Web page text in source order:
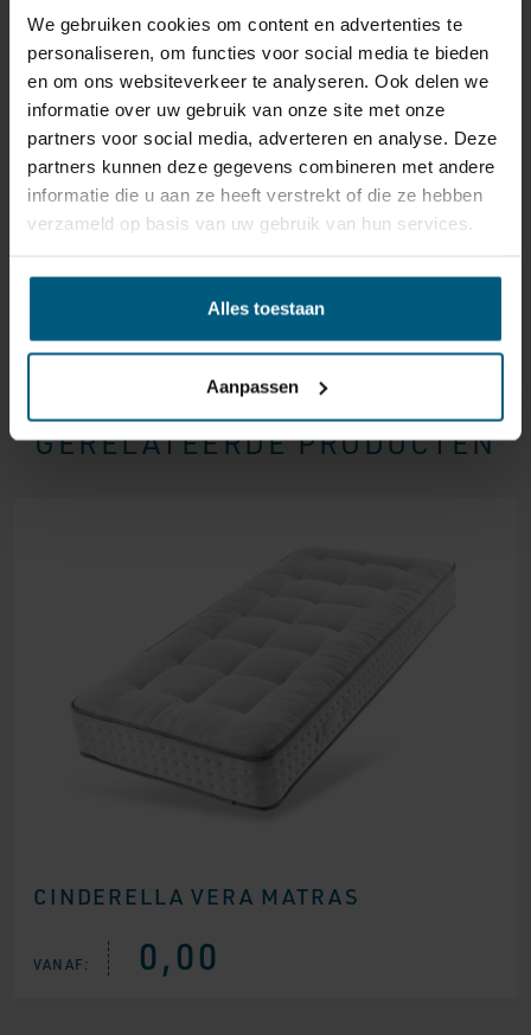
We gebruiken cookies om content en advertenties te
personaliseren, om functies voor social media te bieden
en om ons websiteverkeer te analyseren. Ook delen we
informatie over uw gebruik van onze site met onze
partners voor social media, adverteren en analyse. Deze
partners kunnen deze gegevens combineren met andere
informatie die u aan ze heeft verstrekt of die ze hebben
verzameld op basis van uw gebruik van hun services.
Alles toestaan
Aanpassen
reden ook is, u heeft het recht uw bestelling tot 14
dagen na ontvangst zonder opgave van reden te
annuleren. Behandel het product met zorg en zorg
ervoor dat deze bij het retour sturen goed verpakt is.
Mocht het product beschadigd zijn of is de verpakking
meer beschadigd dan nodig, dan kunnen we deze
waardevermindering van het product aan u
doorberekenen.
GERELATEERDE PRODUCTEN
CINDERELLA VERA MATRAS
VANAF: 0,00